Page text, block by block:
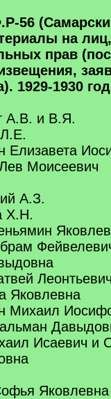
56
на
прав
1929-1930
А.В. и В.Я.
Елизавета
Моисеевич
А.З.
Х.Н.
Яковлевна
Михаил
Исаевич и
Яковлевна